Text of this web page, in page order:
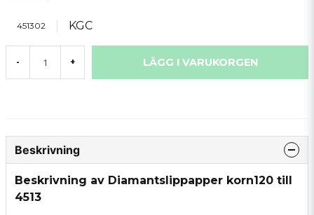
451302 KGC
- + LÄGG I VARUKORGEN
Beskrivning
Beskrivning av Diamantslippapper korn120 till
4513